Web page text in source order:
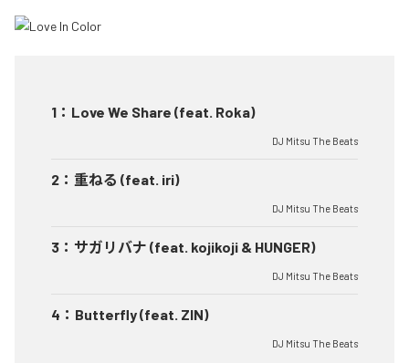
1 ： Love We Share (feat. Roka)
DJ Mitsu The Beats
2 ： 重ねる (feat. iri)
DJ Mitsu The Beats
3 ： サガリバナ (feat. kojikoji & HUNGER)
DJ Mitsu The Beats
4 ： Butterfly (feat. ZIN)
DJ Mitsu The Beats